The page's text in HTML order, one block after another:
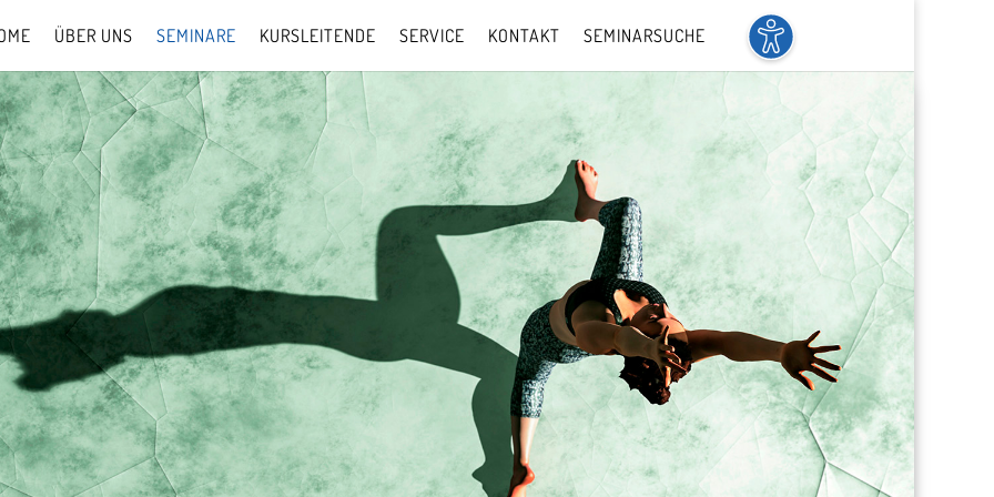
ÜBER UNS SEMINARE KURSLEITENDE SERVICE KONTAKT SEMINARSUCHE